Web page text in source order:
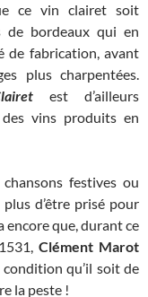
ce vin clairet soit
de bordeaux qui en
de fabrication, avant
plus charpentées.
est d’ailleurs
des vins produits en
festives ou
d’être prisé pour
encore que, durant ce
Clément Marot
condition qu’il soit de
la peste !